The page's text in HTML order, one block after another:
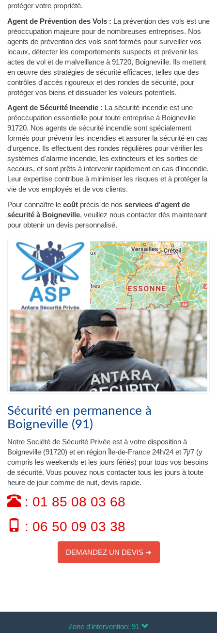
protéger votre propriété.
Agent de Prévention des Vols : La prévention des vols est une
préoccupation majeure pour de nombreuses entreprises. Nos
agents de prévention des vols sont formés pour surveiller vos
locaux, détecter les comportements suspects et prévenir les
actes de vol et de malveillance à 91720, Boigneville. Ils mettent
en œuvre des stratégies de sécurité efficaces, telles que des
contrôles d'accès rigoureux et des rondes de sécurité, pour
protéger vos biens et dissuader les voleurs potentiels.
Agent de Sécurité Incendie : La sécurité incendie est une
préoccupation essentielle pour toute entreprise à Boigneville
91720. Nos agents de sécurité incendie sont spécialement
formés pour prévenir les incendies et assurer la sécurité en cas
d'urgence. Ils effectuent des rondes régulières pour vérifier les
systèmes d'alarme incendie, les extincteurs et les sorties de
secours, et sont prêts à intervenir rapidement en cas d'incendie.
Leur expertise contribue à minimiser les risques et à protéger la
vie de vos employés et de vos clients.
Pour connaître le coût précis de nos services d'agent de
sécurité à Boigneville, veuillez nous contacter dès maintenant
pour obtenir un devis personnalisé.
Sécurité en permanence à
Boigneville (91)
Notre Société de Sécurité Privée est à votre disposition à
Boigneville (91720) et en région Île-de-France 24h/24 et 7j/7 (y
compris les weekends et les jours fériés) pour tous vos besoins
de sécurité. Vous pouvez nous contacter tous les jours à toute
heure de jour comme de nuit, devis rapide.
: 01 85 08 03 68
: 06 50 09 03 38
DEMANDEZ UN DEVIS ➔
Zone d'intervention: 91